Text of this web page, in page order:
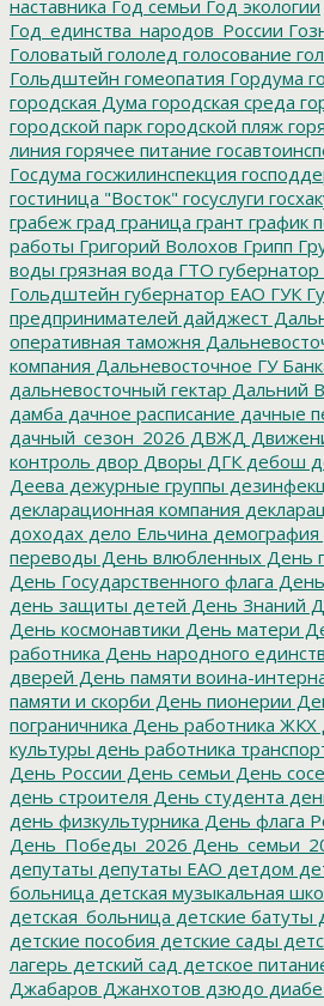
наставника Год семьи Год экологии
Год_единства_народов_России
Головатый гололед голосование
Гольдштейн гомеопатия Гордума
городская Дума городская среда
городской парк городской пляж
линия горячее питание
Госдума госжилинспекция
гостиница "Восток" госуслуги
грабеж град граница грант график
работы Григорий Волохов Грипп
воды грязная вода ГТО губернатор
Гольдштейн губернатор ЕАО ГУК
предпринимателей дайджест
оперативная таможня
компания Дальневосточное ГУ
дальневосточный гектар Дальний
дамба дачное расписание дачные
дачный_сезон_2026 ДВЖД
контроль двор Дворы ДГК дебош
Деева дежурные группы
декларационная компания
доходах дело Ельчина демография
переводы День влюбленных День
День Государственного флага
день защиты детей День Знаний
День космонавтики День матери
работника День народного
дверей День памяти воина-
памяти и скорби День пионерии
пограничника День работника ЖКХ
культуры день работника
День России День семьи День
день строителя День студента
день физкультурника День флага
День_Победы_2026
депутаты депутаты ЕАО детдом
больница детская музыкальная
детская_больница детские батуты
детские пособия детские сады
лагерь детский сад детское
Джабаров Джанхотов дзюдо